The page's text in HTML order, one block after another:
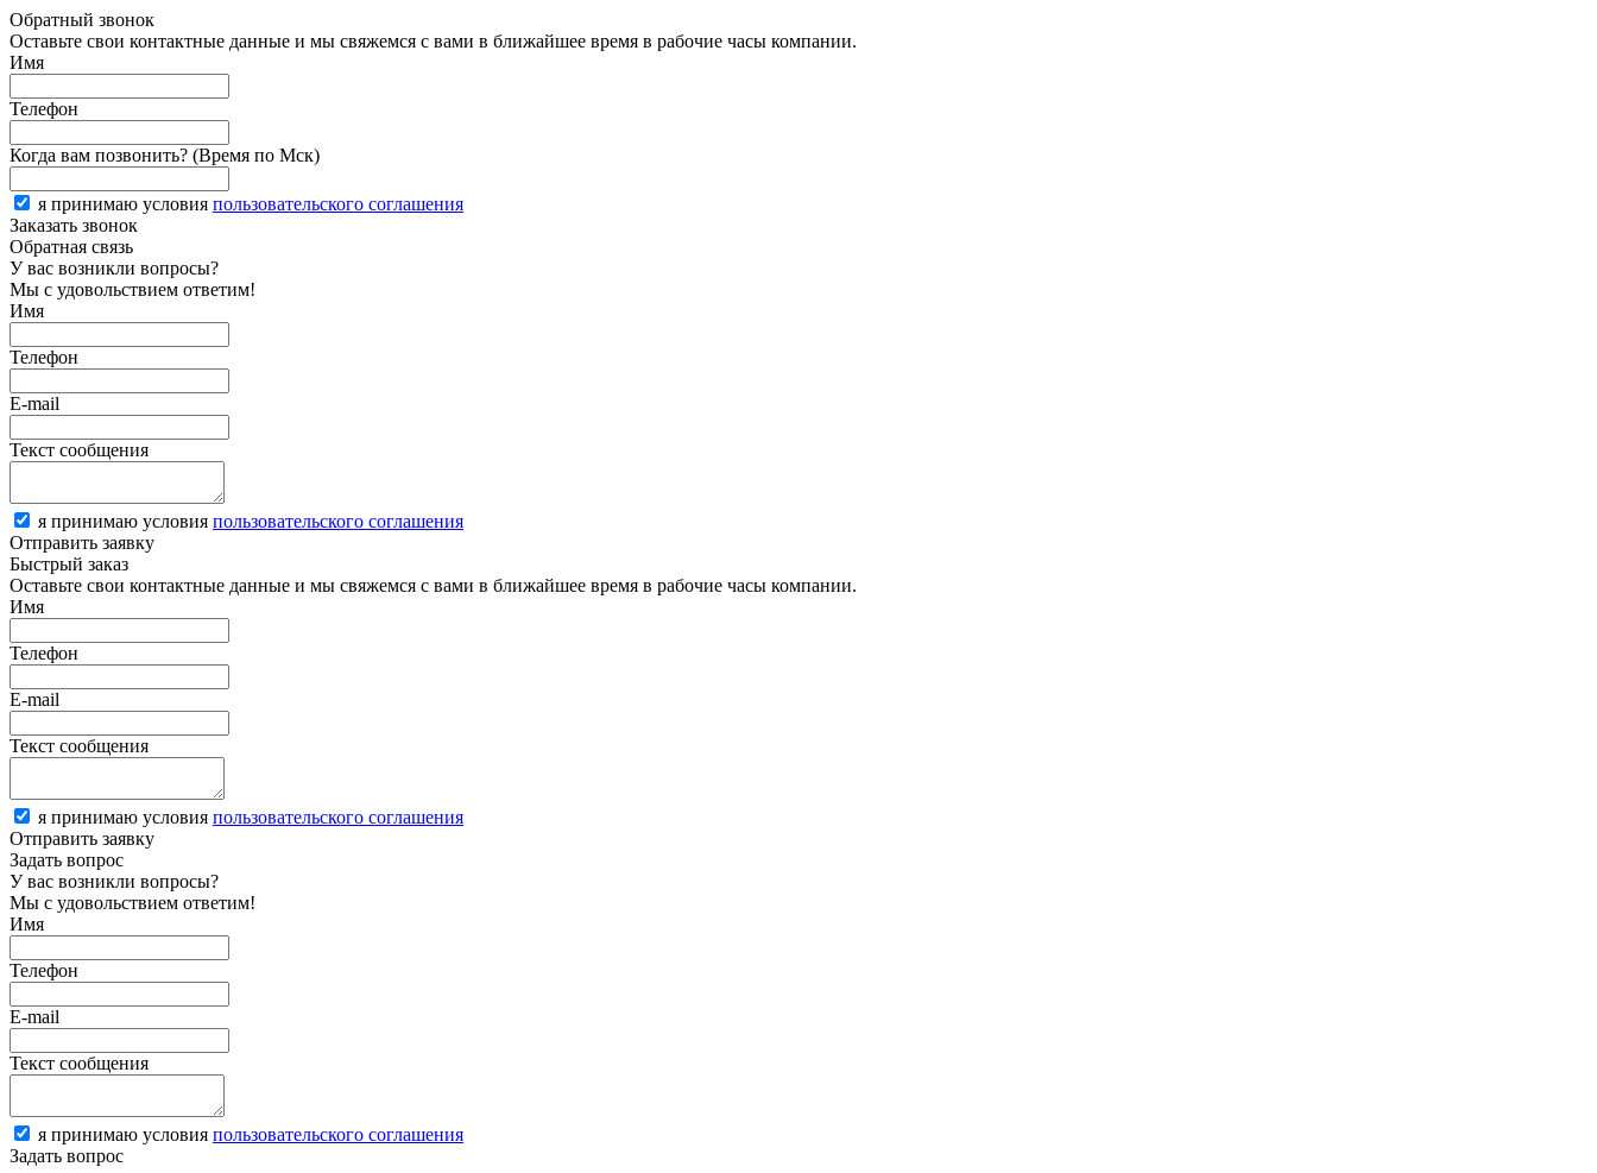
Обратный звонок
Оставьте свои контактные данные и мы свяжемся с вами в ближайшее время в рабочие часы компании.
Имя
Телефон
Когда вам позвонить? (Время по Мск)
я принимаю условия пользовательского соглашения
Заказать звонок
Обратная связь
У вас возникли вопросы?
Мы с удовольствием ответим!
Имя
Телефон
E-mail
Текст сообщения
я принимаю условия пользовательского соглашения
Отправить заявку
Быстрый заказ
Оставьте свои контактные данные и мы свяжемся с вами в ближайшее время в рабочие часы компании.
Имя
Телефон
E-mail
Текст сообщения
я принимаю условия пользовательского соглашения
Отправить заявку
Задать вопрос
У вас возникли вопросы?
Мы с удовольствием ответим!
Имя
Телефон
E-mail
Текст сообщения
я принимаю условия пользовательского соглашения
Задать вопрос